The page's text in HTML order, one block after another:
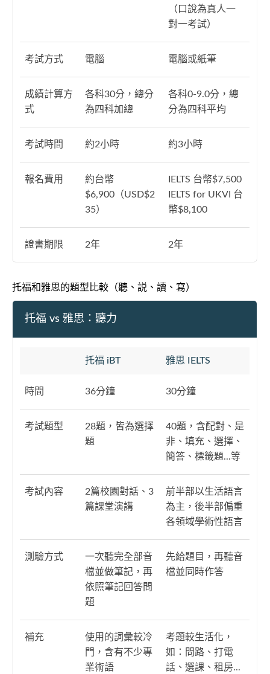
（口說為真人一
對一考試）
考試方式 電腦 電腦或紙筆
成績計算方
式
各科30分，總分
為四科加總
各科0-9.0分，總
分為四科平均
考試時間 約2小時 約3小時
報名費用
約台幣
$6,900（USD$2
35）
IELTS 台幣$7,500
IELTS for UKVI 台
幣$8,100
證書期限 2年 2年
托福和雅思的題型比較（聽、説、讀、寫）
托福 vs 雅思：聽力
托福 iBT 雅思 IELTS
時間 36分鐘 30分鐘
考試題型
28題，皆為選擇
題
40題，含配對、是
非、填充、選擇、
簡答、標籤題...等
考試內容
2篇校園對話、3
篇課堂演講
前半部以生活語言
為主，後半部偏重
各領域學術性語言
測驗方式
一次聽完全部音
檔並做筆記，再
依照筆記回答問
題
先給題目，再聽音
檔並同時作答
補充
使用的詞彙較冷
門，含有不少專
業術語
考題較生活化，
如：問路、打電
話、選課、租房...